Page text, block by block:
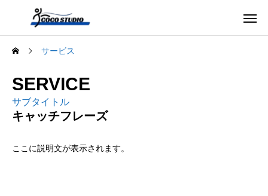
サービス
SERVICE
サブタイトル
キャッチフレーズ
ここに説明文が表示されます。